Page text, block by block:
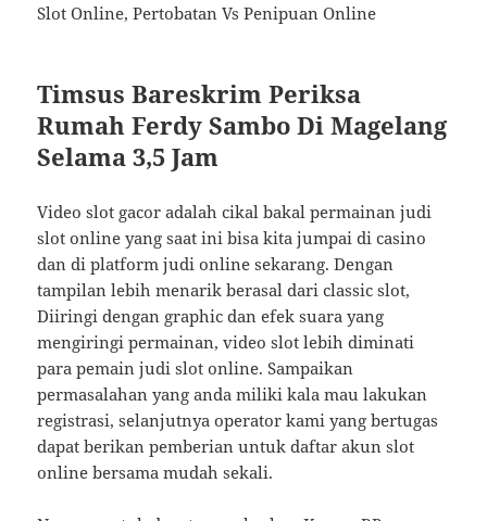
Slot Online, Pertobatan Vs Penipuan Online
Timsus Bareskrim Periksa
Rumah Ferdy Sambo Di Magelang
Selama 3,5 Jam
Video slot gacor adalah cikal bakal permainan judi
slot online yang saat ini bisa kita jumpai di casino
dan di platform judi online sekarang. Dengan
tampilan lebih menarik berasal dari classic slot,
Diiringi dengan graphic dan efek suara yang
mengiringi permainan, video slot lebih diminati
para pemain judi slot online. Sampaikan
permasalahan yang anda miliki kala mau lakukan
registrasi, selanjutnya operator kami yang bertugas
dapat berikan pemberian untuk daftar akun slot
online bersama mudah sekali.